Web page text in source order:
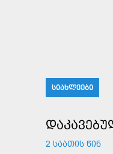
ᲡᲘᲐᲮᲚᲔᲔᲑᲘ
2 ᲡᲐᲐᲗᲘᲡ ᲬᲘᲜ